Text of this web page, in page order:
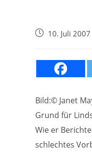
Beitrag10. Juli 2007
Bild:© Janet
Grund für
Wie er
schlechtes